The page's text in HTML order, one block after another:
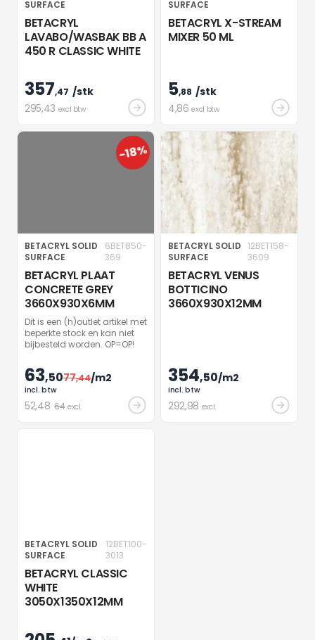
SURFACE
BETACRYL
LAVABO/WASBAK BB A
450 R CLASSIC WHITE
357,47 /stk
295,43 excl btw
SURFACE
BETACRYL X-STREAM
MIXER 50 ML
5,88 /stk
4,86 excl btw
-18%
BETACRYL SOLID
SURFACE
6BET850-
369
BETACRYL PLAAT
CONCRETE GREY
3660X930X6MM
Dit is een (h)outlet artikel met
beperkte stock en kan niet
bijbesteld worden. OP=OP!
63,5077,44/m2
incl. btw
52,48 64 excl.
BETACRYL SOLID
SURFACE
12BET158-
3609
BETACRYL VENUS
BOTTICINO
3660X930X12MM
354,50/m2
incl. btw
292,98 excl.
BETACRYL SOLID
SURFACE
12BET100-
3013
BETACRYL CLASSIC
WHITE
3050X1350X12MM